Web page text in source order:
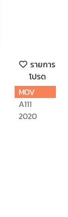
รายการ
โปรด
MOV
A111
2020